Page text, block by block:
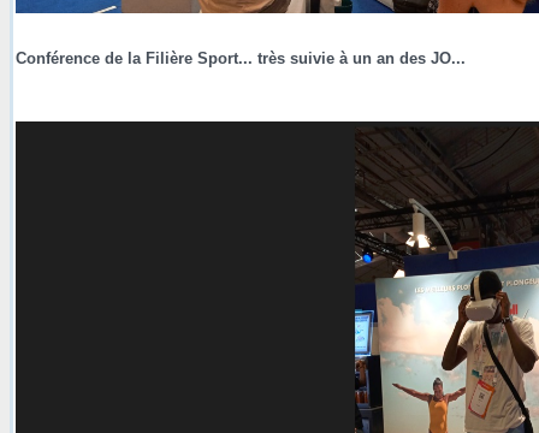
Conférence de la Filière Sport... très suivie à un an des JO...